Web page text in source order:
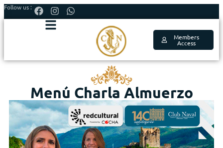
Follow us :
Members
Access
Menú Charla Almuerzo